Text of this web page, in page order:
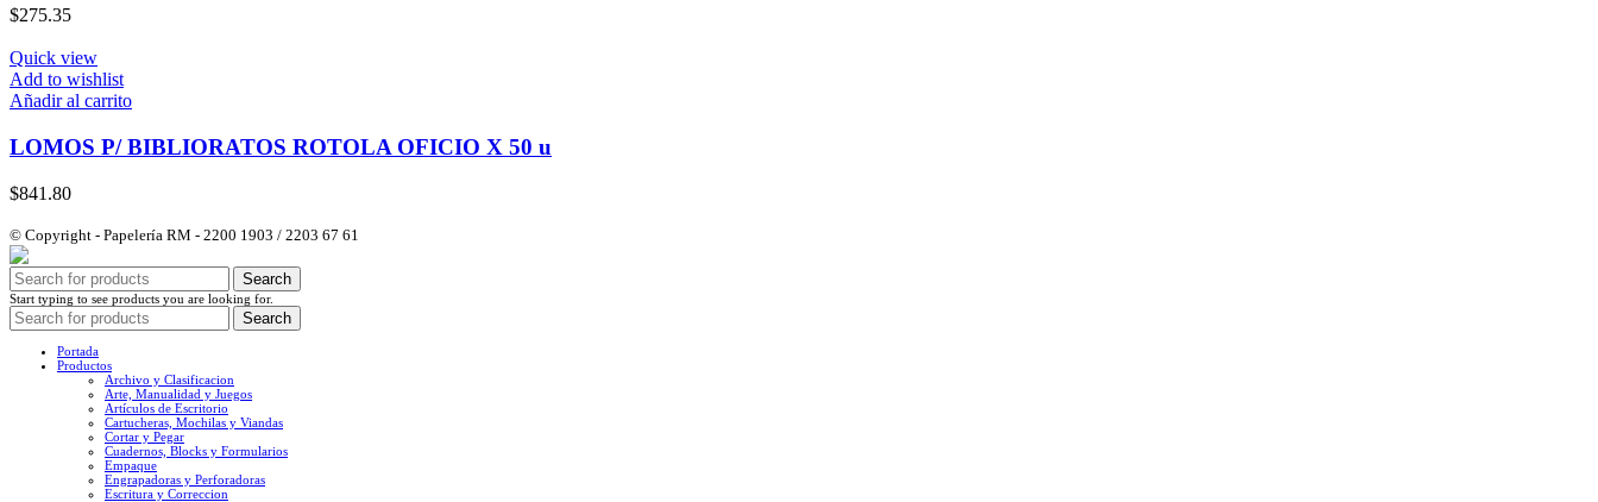
$275.35
Quick view
Add to wishlist
Añadir al carrito
LOMOS P/ BIBLIORATOS ROTOLA OFICIO X 50 u
$841.80
© Copyright - Papelería RM - 2200 1903 / 2203 67 61
Search
Start typing to see products you are looking for.
Search
Portada
Productos
Archivo y Clasificacion
Arte, Manualidad y Juegos
Artículos de Escritorio
Cartucheras, Mochilas y Viandas
Cortar y Pegar
Cuadernos, Blocks y Formularios
Empaque
Engrapadoras y Perforadoras
Escritura y Correccion